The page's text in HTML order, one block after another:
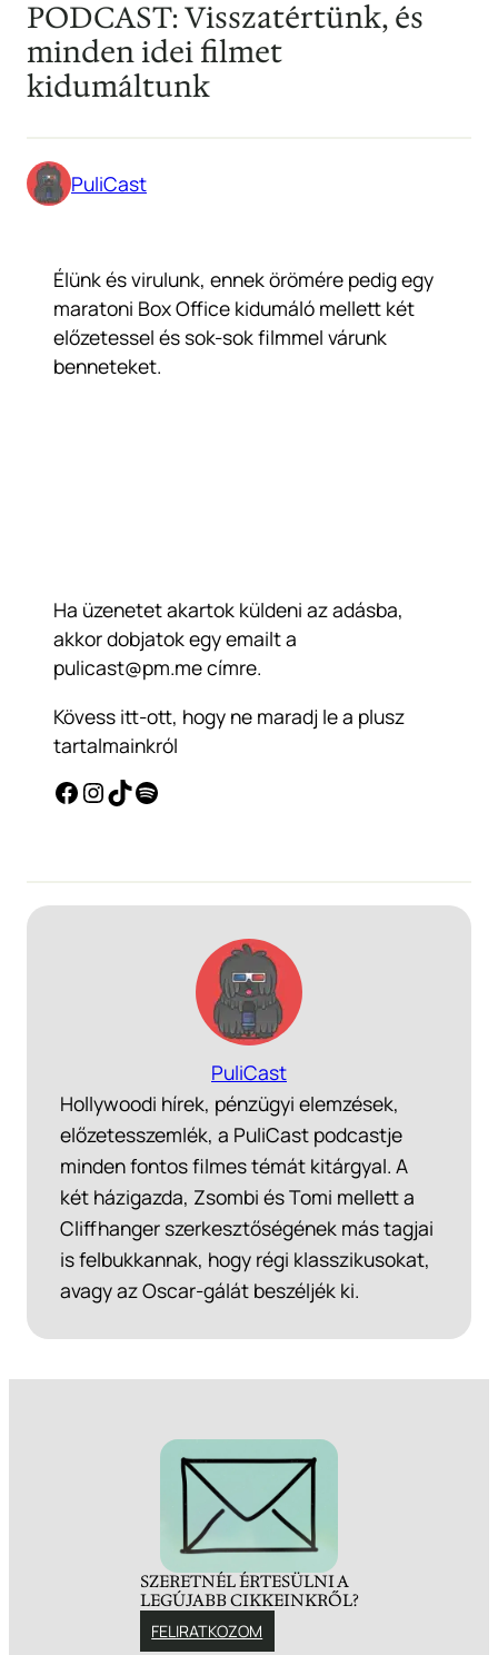
PODCAST: Visszatértünk, és
minden idei filmet
kidumáltunk
PuliCast
Élünk és virulunk, ennek örömére pedig egy
maratoni Box Office kidumáló mellett két
előzetessel és sok-sok filmmel várunk
benneteket.
Ha üzenetet akartok küldeni az adásba,
akkor dobjatok egy emailt a
pulicast@pm.mecímre.
Kövess itt-ott, hogy ne maradj le a plusz
tartalmainkról
Facebook
Instagram
TikTokSpotify
PuliCast
Hollywoodi hírek, pénzügyi elemzések,
előzetesszemlék, a PuliCast podcastje
minden fontos filmes témát kitárgyal. A
két házigazda, Zsombi és Tomi mellett a
Cliffhanger szerkesztőségének más tagjai
is felbukkannak, hogy régi klasszikusokat,
avagy az Oscar-gálát beszéljék ki.
SZERETNÉL ÉRTESÜLNI A
LEGÚJABB CIKKEINKRŐL?
FELIRATKOZOM